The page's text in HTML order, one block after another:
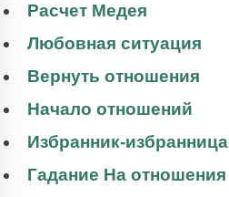
Расчет Медея
Любовная ситуация
Вернуть отношения
Начало отношений
Избранник-избранница
Гадание На отношения